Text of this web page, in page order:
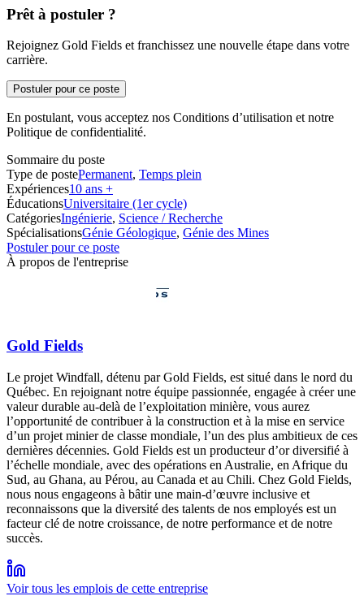
Prêt à postuler ?
Rejoignez Gold Fields et franchissez une nouvelle étape dans votre
carrière.
Postuler pour ce poste
En postulant, vous acceptez nos Conditions d’utilisation et notre
Politique de confidentialité.
Sommaire du poste
Type de postePermanent, Temps plein
Expériences10 ans +
ÉducationsUniversitaire (1er cycle)
CatégoriesIngénierie, Science / Recherche
SpécialisationsGénie Géologique, Génie des Mines
Postuler pour ce poste
À propos de l'entreprise
Gold Fields
Le projet Windfall, détenu par Gold Fields, est situé dans le nord du
Québec. En rejoignant notre équipe passionnée, engagée à créer une
valeur durable au-delà de l’exploitation minière, vous aurez
l’opportunité de contribuer à la construction et à la mise en service
d’un projet minier de classe mondiale, l’un des plus ambitieux de ces
dernières décennies. Gold Fields est un producteur d’or diversifié à
l’échelle mondiale, avec des opérations en Australie, en Afrique du
Sud, au Ghana, au Pérou, au Canada et au Chili. Chez Gold Fields,
nous nous engageons à bâtir une main-d’œuvre inclusive et
reconnaissons que la diversité des talents de nos employés est un
facteur clé de notre croissance, de notre performance et de notre
succès.
Voir tous les emplois de cette entreprise